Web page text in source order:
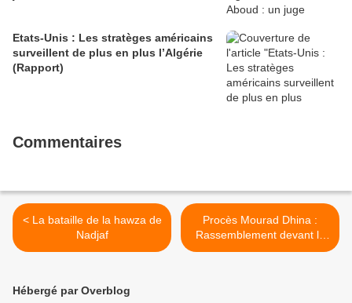
Etats-Unis : Les stratèges américains
surveillent de plus en plus l’Algérie
(Rapport)
Commentaires
< La bataille de la hawza de
Nadjaf
Procès Mourad Dhina :
Rassemblement devant le
Palais de justice de Paris, le
Hébergé par Overblog